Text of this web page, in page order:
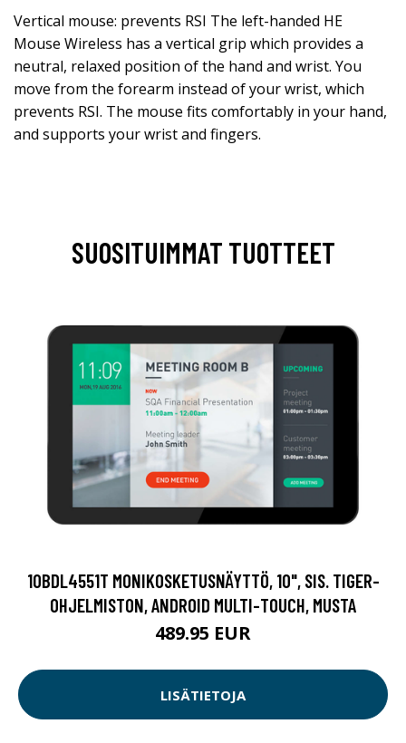
Vertical mouse: prevents RSI The left-handed HE
Mouse Wireless has a vertical grip which provides a
neutral, relaxed position of the hand and wrist. You
move from the forearm instead of your wrist, which
prevents RSI. The mouse fits comfortably in your hand,
and supports your wrist and fingers.
SUOSITUIMMAT TUOTTEET
10BDL4551T MONIKOSKETUSNÄYTTÖ, 10", SIS. TIGER-
OHJELMISTON, ANDROID MULTI-TOUCH, MUSTA
489.95 EUR
LISÄTIETOJA